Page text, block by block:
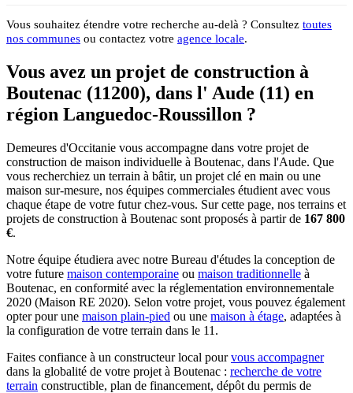
Vous souhaitez étendre votre recherche au-delà ? Consultez toutes
nos communes ou contactez votre agence locale.
Vous avez un projet de construction à
Boutenac (11200), dans l' Aude (11) en
région Languedoc-Roussillon ?
Demeures d'Occitanie vous accompagne dans votre projet de
construction de maison individuelle à Boutenac, dans l'Aude. Que
vous recherchiez un terrain à bâtir, un projet clé en main ou une
maison sur-mesure, nos équipes commerciales étudient avec vous
chaque étape de votre futur chez-vous. Sur cette page, nos terrains et
projets de construction à Boutenac sont proposés à partir de 167 800
€.
Notre équipe étudiera avec notre Bureau d'études la conception de
votre future maison contemporaine ou maison traditionnelle à
Boutenac, en conformité avec la réglementation environnementale
2020 (Maison RE 2020). Selon votre projet, vous pouvez également
opter pour une maison plain-pied ou une maison à étage, adaptées à
la configuration de votre terrain dans le 11.
Faites confiance à un constructeur local pourvous accompagner
dans la globalité de votre projet à Boutenac : recherche de votre
terrain constructible, plan de financement, dépôt du permis de